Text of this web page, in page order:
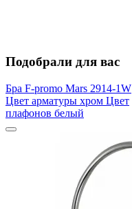
Подобрали для вас
Бра F-promo Mars 2914-1W
Цвет арматуры хром Цвет
плафонов белый